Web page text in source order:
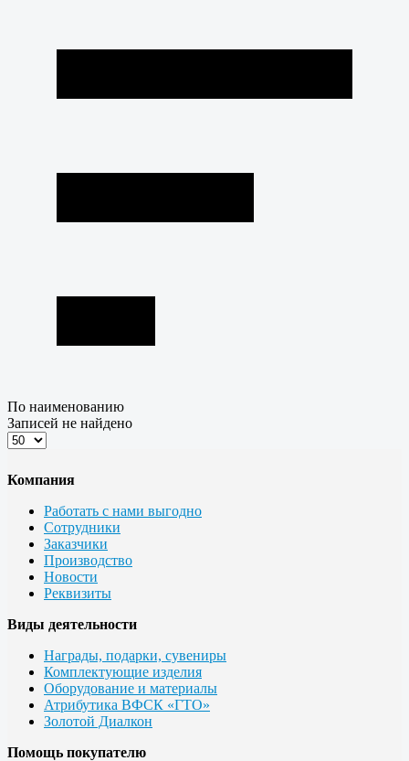
По наименованию
Записей не найдено
Компания
Работать с нами выгодно
Сотрудники
Заказчики
Производство
Новости
Реквизиты
Виды деятельности
Награды, подарки, сувениры
Комплектующие изделия
Оборудование и материалы
Атрибутика ВФСК «ГТО»
Золотой Диалкон
Помощь покупателю